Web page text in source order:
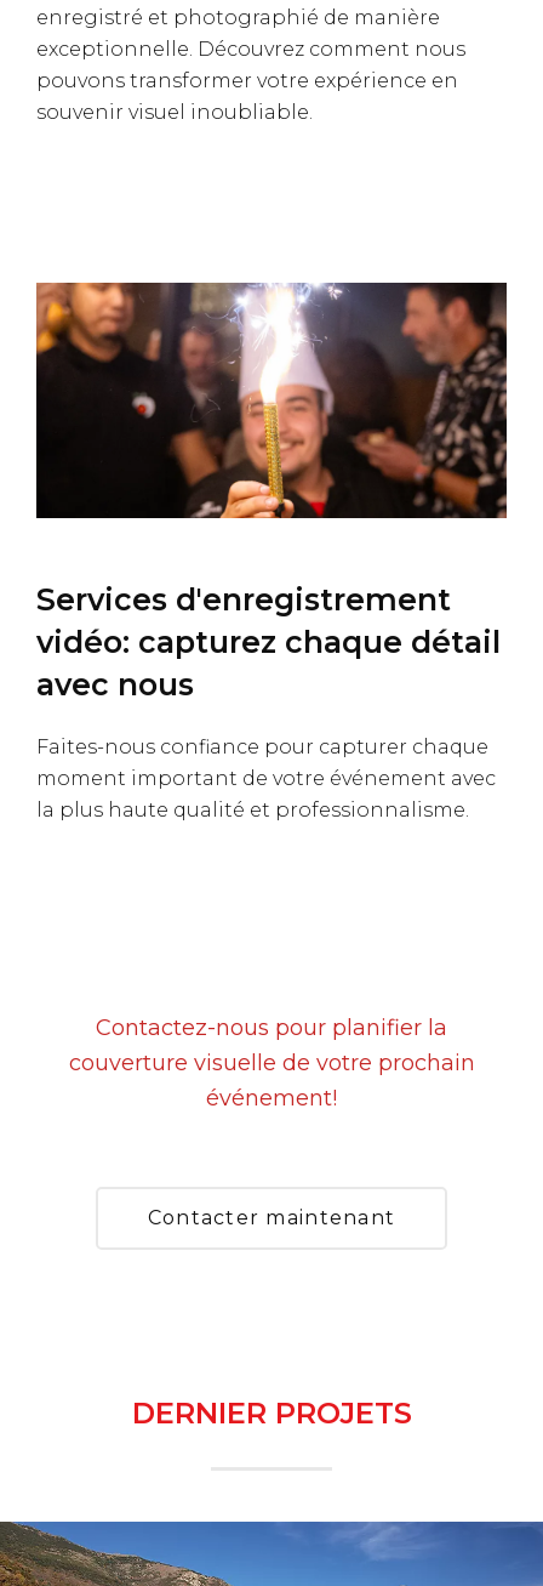
enregistré et photographié de manière
exceptionnelle. Découvrez comment nous
pouvons transformer votre expérience en
souvenir visuel inoubliable.
Services d'enregistrement
vidéo: capturez chaque détail
avec nous
Faites-nous confiance pour capturer chaque
moment important de votre événement avec
la plus haute qualité et professionnalisme.
Contactez-nous pour planifier la
couverture visuelle de votre prochain
événement!
Contacter maintenant
DERNIER PROJETS